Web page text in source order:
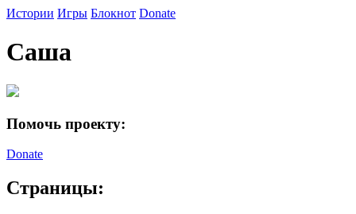
Истории Игры Блокнот Donate
Саша
Помочь проекту:
Donate
Страницы: